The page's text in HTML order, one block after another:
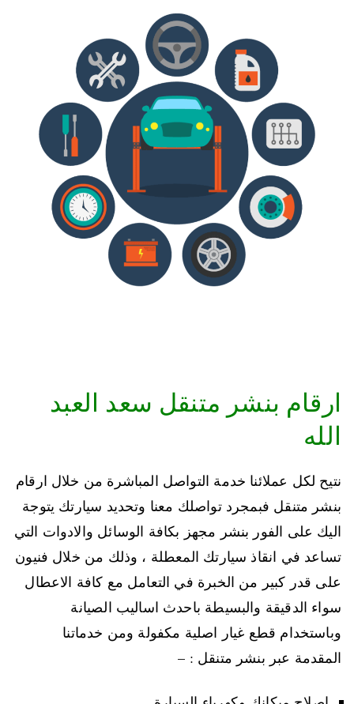
ارقام بنشر متنقل سعد العبد
الله
نتيح لكل عملائنا خدمة التواصل المباشرة من خلال ارقام
بنشر متنقل فبمجرد تواصلك معنا وتحديد سيارتك يتوجة
اليك على الفور بنشر مجهز بكافة الوسائل والادوات التي
تساعد في انقاذ سيارتك المعطلة ، وذلك من خلال فنيون
على قدر كبير من الخبرة في التعامل مع كافة الاعطال
سواء الدقيقة والبسيطة باحدث اساليب الصيانة
وباستخدام قطع غيار اصلية مكفولة ومن خدماتنا
المقدمة عبر بنشر متنقل : –